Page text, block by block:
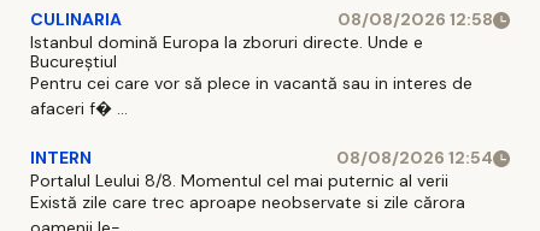
CULINARIA
08/08/2026 12:58
Istanbul domină Europa la zboruri directe. Unde e
Bucureștiul
Pentru cei care vor să plece in vacantă sau in interes de
afaceri f� ...
INTERN
08/08/2026 12:54
Portalul Leului 8/8. Momentul cel mai puternic al verii
Există zile care trec aproape neobservate si zile cărora